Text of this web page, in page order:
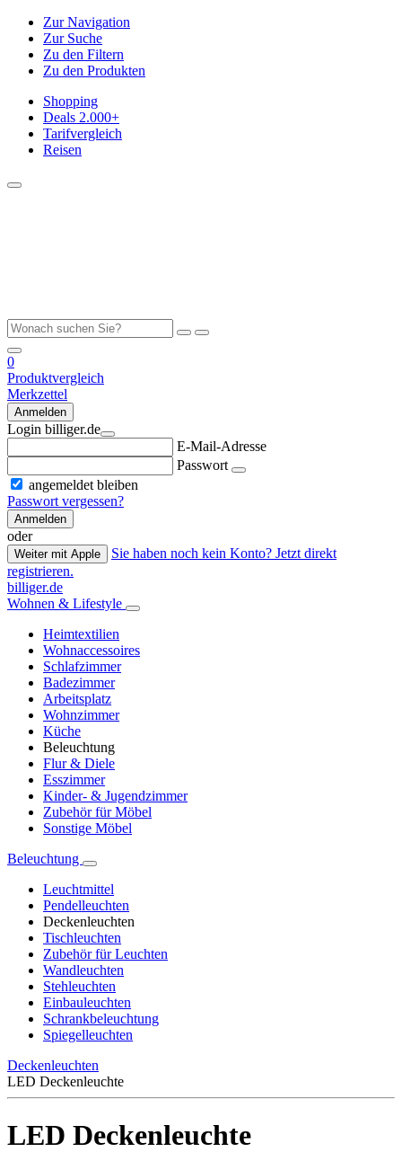
Zur Navigation
Zur Suche
Zu den Filtern
Zu den Produkten
Shopping
Deals 2.000+
Tarifvergleich
Reisen
0
Produktvergleich
Merkzettel
Anmelden
Login billiger.de
E-Mail-Adresse
Passwort
angemeldet bleiben
Passwort vergessen?
Anmelden
oder
Weiter mit Apple
Sie haben noch kein Konto? Jetzt direkt
registrieren.
billiger.de
Wohnen & Lifestyle
Heimtextilien
Wohnaccessoires
Schlafzimmer
Badezimmer
Arbeitsplatz
Wohnzimmer
Küche
Beleuchtung
Flur & Diele
Esszimmer
Kinder- & Jugendzimmer
Zubehör für Möbel
Sonstige Möbel
Beleuchtung
Leuchtmittel
Pendelleuchten
Deckenleuchten
Tischleuchten
Zubehör für Leuchten
Wandleuchten
Stehleuchten
Einbauleuchten
Schrankbeleuchtung
Spiegelleuchten
Deckenleuchten
LED Deckenleuchte
LED Deckenleuchte